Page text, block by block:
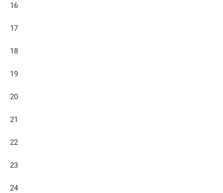
16
17
18
19
20
21
22
23
24